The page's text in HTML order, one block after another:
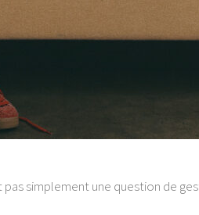
pas simplement une question de